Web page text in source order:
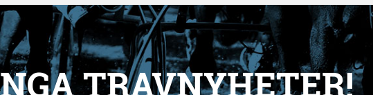
TRAVNYHETER!